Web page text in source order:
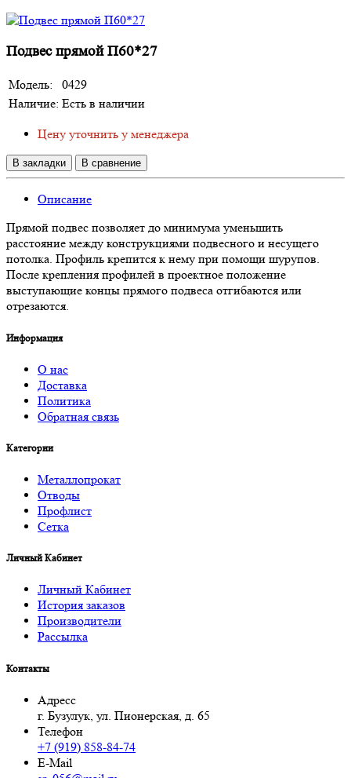
Подвес прямой П60*27
Модель:
0429
Наличие: Есть в наличии
Цену уточнить у менеджера
В закладки В сравнение
Описание
Прямой подвес позволяет до минимума уменьшить
расстояние между конструкциями подвесного и несущего
потолка. Профиль крепится к нему при помощи шурупов.
После крепления профилей в проектное положение
выступающие концы прямого подвеса отгибаются или
отрезаются.
Информация
О нас
Доставка
Политика
Обратная связь
Категории
Металлопрокат
Отводы
Профлист
Сетка
Личный Кабинет
Личный Кабинет
История заказов
Производители
Рассылка
Контакты
Адресс
г. Бузулук, ул. Пионерская, д. 65
Телефон
+7 (919) 858-84-74
E-Mail